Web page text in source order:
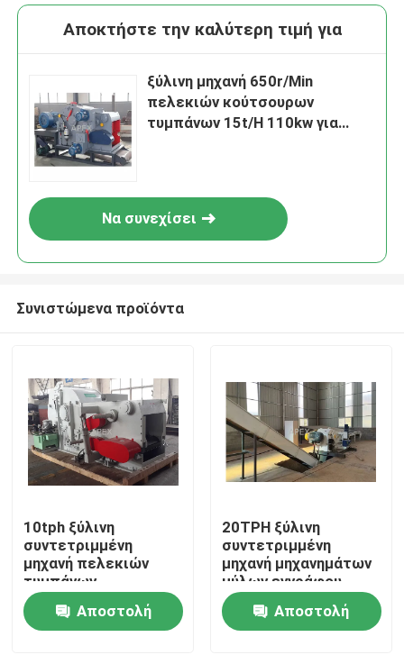
Αρχική Σελίδα
Προϊόντα
Αποκτήστε την καλύτερη τιμή για
ξύλινη μηχανή 650r/Min
πελεκιών κούτσουρων
τυμπάνων 15t/H 110kw για
Να συνεχίσει
Συνιστώμενα προϊόντα
10tph ξύλινη
συντετριμμένη
μηχανή πελεκιών
τυμπάνων
Αποστολή
20TPH ξύλινη
συντετριμμένη
μηχανή μηχανημάτων
μύλων εγγράφου
Αποστολή